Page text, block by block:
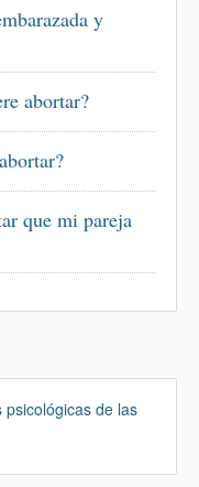
y
abortar?
que mi pareja
de las